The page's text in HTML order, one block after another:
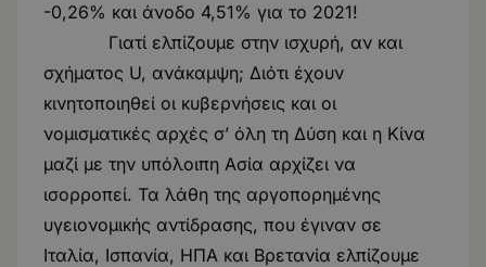
-0,26% και άνοδο 4,51% για το 2021!
Γιατί ελπίζουμε στην ισχυρή, αν και
σχήματος U, ανάκαμψη; Διότι έχουν
κινητοποιηθεί οι κυβερνήσεις και οι
νομισματικές αρχές σ’ όλη τη Δύση και η Κίνα
μαζί με την υπόλοιπη Ασία αρχίζει να
ισορροπεί. Τα λάθη της αργοπορημένης
υγειονομικής αντίδρασης, που έγιναν σε
Ιταλία, Ισπανία, ΗΠΑ και Βρετανία ελπίζουμε